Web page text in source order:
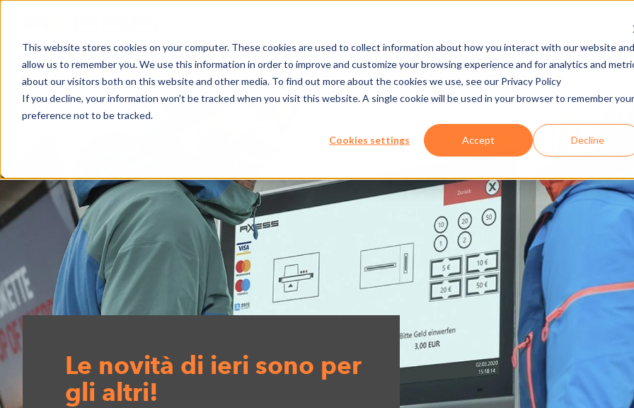
This website stores cookies on your computer. These cookies are used to collect information about how you interact with our website and
allow us to remember you. We use this information in order to improve and customize your browsing experience and for analytics and
about our visitors both on this website and other media. To find out more about the cookies we use, see our Privacy Policy
If you decline, your information won’t be tracked when you visit this website. A single cookie will be used in your browser to remember your
preference not to be tracked.
Cookies settings Accept Decline
NOTIZIE SETTORI DI ATTIVITÀ AZIENDE PREMERE/DOWNLOAD CARRIÈRES
Le novità di ieri sono per
gli altri!